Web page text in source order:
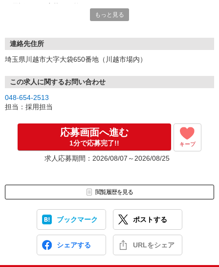
※連絡先TELの記載がある場合のみ
面接の際は履歴書（写真貼付）をご持参ください。
もっと見る
連絡先住所
埼玉県川越市大字大袋650番地（川越市場内）
この求人に関するお問い合わせ
048-654-2513
担当：採用担当
応募画面へ進む
1分で応募完了!! キープ
求人応募期間：2026/08/07～2026/08/25
閲覧履歴を見る
ブックマーク ポストする
シェアする URLをシェア